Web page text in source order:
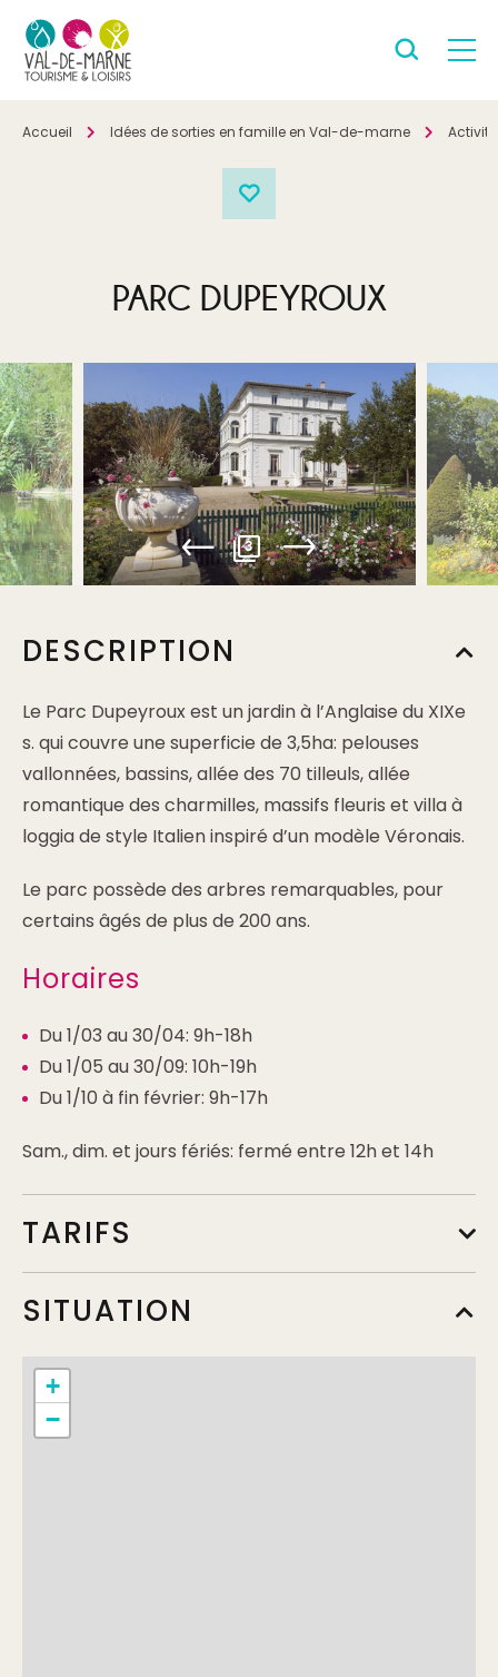
Accueil Idées de sorties en famille en Val-de-marne
PARC DUPEYROUX
3
DESCRIPTION
Le Parc Dupeyroux est un jardin à l’Anglaise du XIXe
s. qui couvre une superficie de 3,5ha: pelouses
vallonnées, bassins, allée des 70 tilleuls, allée
romantique des charmilles, massifs fleuris et villa à
loggia de style Italien inspiré d’un modèle Véronais.
Le parc possède des arbres remarquables, pour
certains âgés de plus de 200 ans.
Horaires
Du 1/03 au 30/04: 9h-18h
Du 1/05 au 30/09: 10h-19h
Du 1/10 à fin février: 9h-17h
Sam., dim. et jours fériés: fermé entre 12h et 14h
TARIFS
SITUATION
+
−